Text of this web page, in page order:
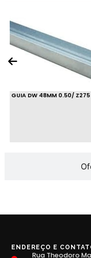
GUIA DW 48MM 0.50/
ENDEREÇO E
Rua Theodoro